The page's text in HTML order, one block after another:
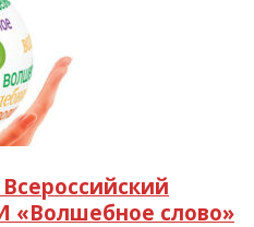
«Волшебное слово»